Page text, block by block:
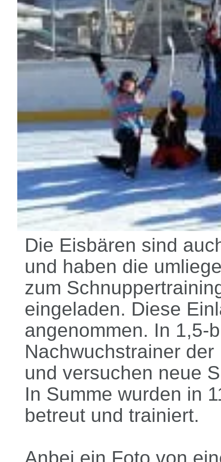
Die Eisbären sind
und haben die
zum
eingeladen. Diese
angenommen. In 1,5-
Nachwuchstrainer
und versuchen neue
In Summe wurden in
betreut und trainiert.
Anbei ein Foto von